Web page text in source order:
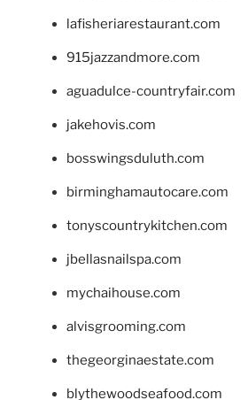
lafisheriarestaurant.com
915jazzandmore.com
aguadulce-countryfair.com
jakehovis.com
bosswingsduluth.com
birminghamautocare.com
tonyscountrykitchen.com
jbellasnailspa.com
mychaihouse.com
alvisgrooming.com
thegeorginaestate.com
blythewoodseafood.com